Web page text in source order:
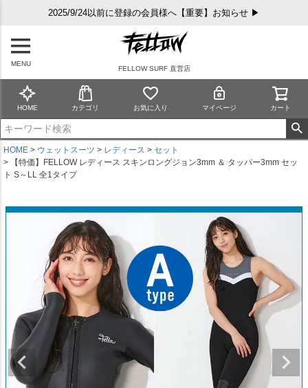
2025/9/24以前に登録の会員様へ【重要】お知らせ ▶
MENU
FELLOW SURF 直営店
HOME カテゴリ お気に入り マイページ カート
HOME ウェットスーツ レディース
セット
【特価】FELLOW レディース スキンロングジョン3mm ＆ タッパー3mm セッ
ト S～LL 全1タイプ